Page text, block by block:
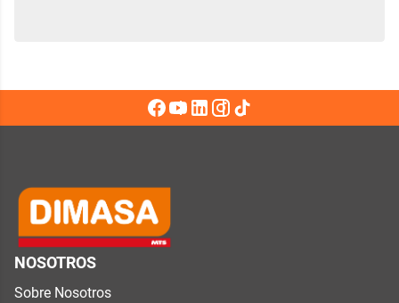
NOSOTROS
Sobre Nosotros